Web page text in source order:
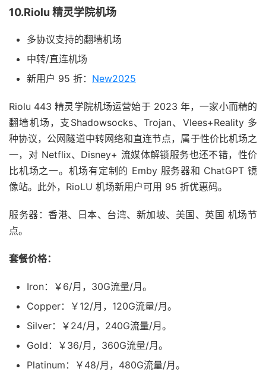
10.Riolu 精灵学院机场
多协议支持的翻墙机场
中转/直连机场
新用户 95 折： New2025
Riolu 443 精灵学院机场运营始于 2023 年，一家小而精的
翻墙机场，支Shadowsocks、Trojan、Vlees+Reality 多
种协议，公网隧道中转网络和直连节点，属于性价比机场之
一，对 Netflix、Disney+ 流媒体解锁服务也还不错，性价
比机场之一。机场有定制的 Emby 服务器和 ChatGPT 镜
像站。此外，RioLU 机场新用户可用 95 折优惠码。
服务器：香港、日本、台湾、新加坡、美国、英国 机场节
点。
套餐价格：
Iron：￥6/月，30G流量/月。
Copper：￥12/月，120G流量/月。
Silver：￥24/月，240G流量/月。
Gold：￥36/月，360G流量/月。
Platinum：￥48/月，480G流量/月。